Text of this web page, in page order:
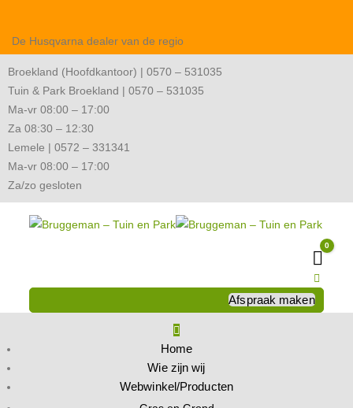
De Husqvarna dealer van de regio
Broekland (Hoofdkantoor) | 0570 – 531035
Tuin & Park Broekland | 0570 – 531035
Ma-vr 08:00 – 17:00
Za 08:30 – 12:30
Lemele | 0572 – 331341
Ma-vr 08:00 – 17:00
Za/zo gesloten
0
Afspraak maken
Home
Wie zijn wij
Webwinkel/Producten